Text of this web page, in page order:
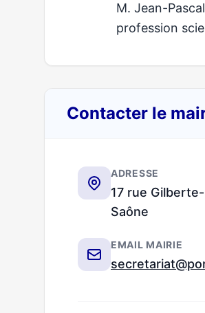
M. Jean-
profession
Contacter le
ADRESSE
17 rue
Saône
EMAIL MAIRIE